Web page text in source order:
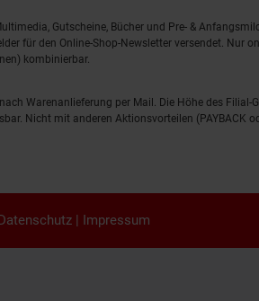
Gutscheine, Bücher und Pre- &
für den Online-Shop-Newsletter versendet. Nur
kombinierbar.
Warenanlieferung per Mail. Die Höhe des
Nicht mit anderen Aktionsvorteilen (PAYBACK
Datenschutz| Impressum